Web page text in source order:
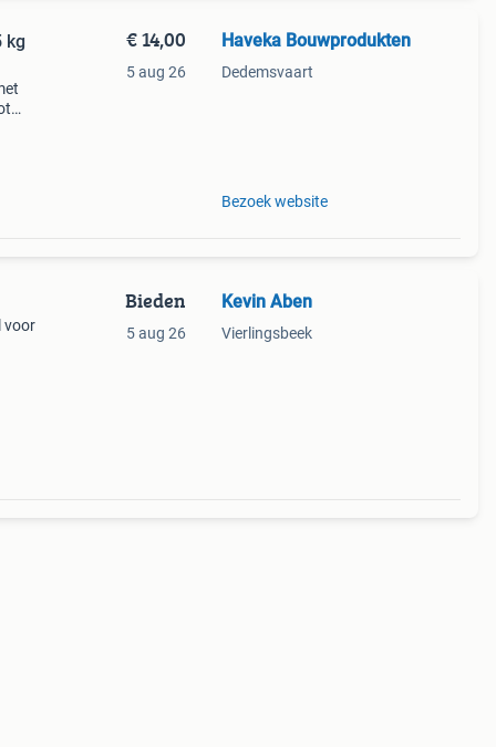
kg € 14,00
5 aug 26
Haveka Bouwprodukten
Dedemsvaart
Bezoek website
voor
Bieden
5 aug 26
Kevin Aben
Vierlingsbeek